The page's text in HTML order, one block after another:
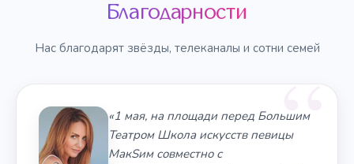
Благодарности
Нас благодарят звёзды, телеканалы и сотни семей
«1 мая, на площади перед Большим
Театром Школа искусств певицы
МакSим совместно с